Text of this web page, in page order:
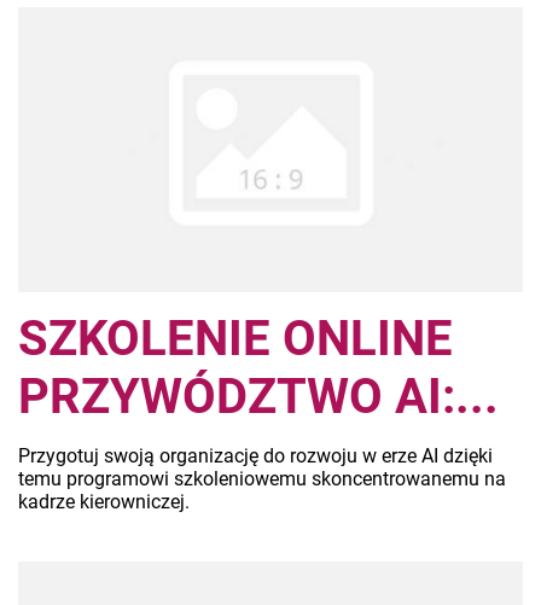
SZKOLENIE ONLINE
PRZYWÓDZTWO AI:...
Przygotuj swoją organizację do rozwoju w erze AI dzięki
temu programowi szkoleniowemu skoncentrowanemu na
kadrze kierowniczej.